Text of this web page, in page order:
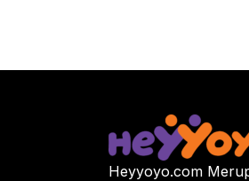
Heyyoyo.com